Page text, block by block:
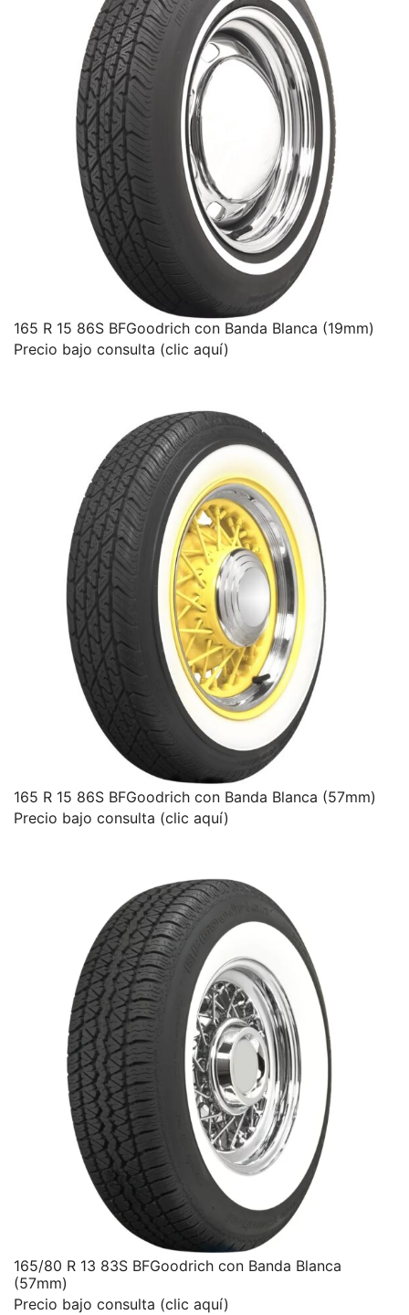
165 R 15 86S BFGoodrich con Banda Blanca (19mm)
Precio bajo consulta (clic aquí)
165 R 15 86S BFGoodrich con Banda Blanca (57mm)
Precio bajo consulta (clic aquí)
165/80 R 13 83S BFGoodrich con Banda Blanca
(57mm)
Precio bajo consulta (clic aquí)